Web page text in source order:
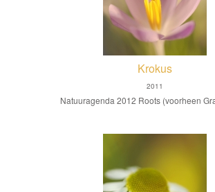
Krokus
2011
Natuuragenda 2012 Roots (voorheen